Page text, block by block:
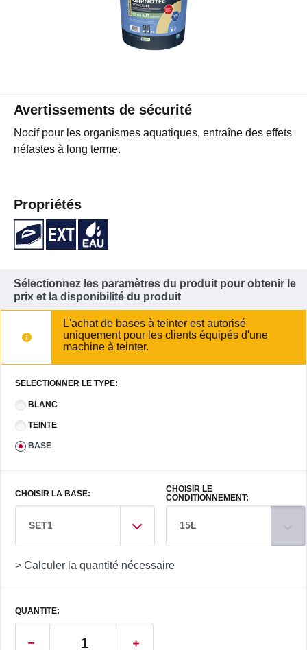
Avertissements de sécurité
Nocif pour les organismes aquatiques, entraîne des effets
néfastes à long terme.
Propriétés
Sélectionnez les paramètres du produit pour obtenir le
prix et la disponibilité du produit
L'achat de bases à teinter est autorisé
uniquement pour les clients équipés d'une
machine à teinter.
SELECTIONNER LE TYPE:
BLANC
TEINTE
BASE
CHOISIR LA BASE:
SET1
CHOISIR LE
CONDITIONNEMENT:
15L
> Calculer la quantité nécessaire
QUANTITE: